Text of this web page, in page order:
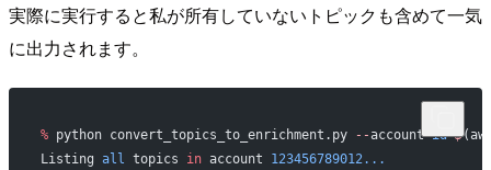
実際に実行すると私が所有していないトピックも含めて一気
に出力されます。
% python convert_topics_to_enrichment.py --account-id $
Listing all topics in account 123456789012...